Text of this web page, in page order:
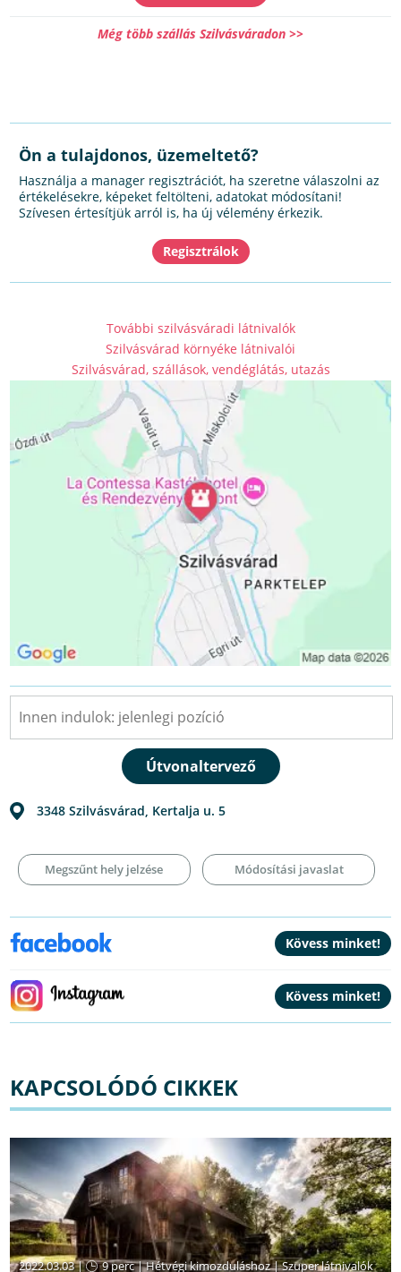
Még több szállás Szilvásváradon >>
Ön a tulajdonos, üzemeltető?
Használja a manager regisztrációt, ha szeretne válaszolni az
értékelésekre, képeket feltölteni, adatokat módosítani!
Szívesen értesítjük arról is, ha új vélemény érkezik.
További szilvásváradi látnivalók
Szilvásvárad környéke látnivalói
Szilvásvárad, szállások, vendéglátás, utazás
3348 Szilvásvárad Kertalja u. 5
Megszűnt hely jelzése Módosítási javaslat
KAPCSOLÓDÓ CIKKEK
2022.03.03 | 9 perc|Hétvégi kimozduláshoz|Szuper látnivalók